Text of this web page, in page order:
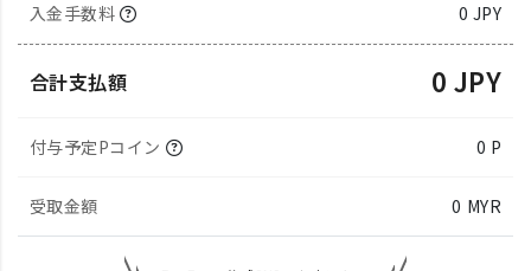
入金手数料 0 JPY
合計支払額 0 JPY
付与予定Pコイン 0 P
受取金額 0 MYR